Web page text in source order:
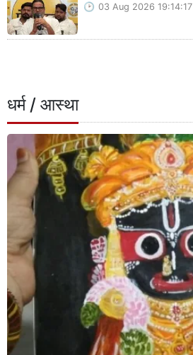
03 Aug 2026 19:14:17
धर्म / आस्था